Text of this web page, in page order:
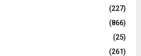
(227)
(866)
(25)
(261)